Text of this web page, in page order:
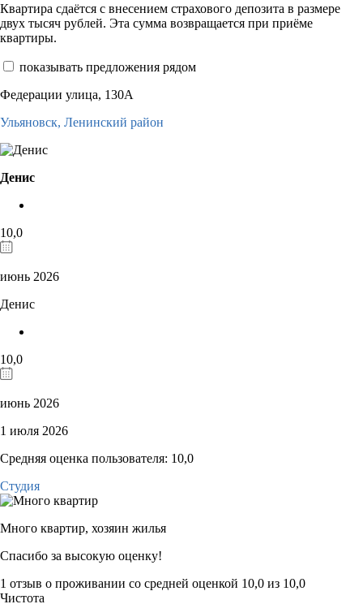
Квартира сдаётся с внесением страхового депозита в размере
двух тысяч рублей. Эта сумма возвращается при приёме
квартиры.
показывать предложения рядом
Федерации улица, 130А
Ульяновск, Ленинский район
Денис
10,0
июнь 2026
Денис
10,0
июнь 2026
1 июля 2026
Средняя оценка пользователя: 10,0
Студия
Много квартир, хозяин жилья
Спасибо за высокую оценку!
1 отзыв о проживании со средней оценкой 10,0 из 10,0
Чистота